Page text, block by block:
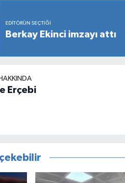
EDITÖRÜN SEÇTIĞI
Berkay Ekinci imzayı attı
Erçebi